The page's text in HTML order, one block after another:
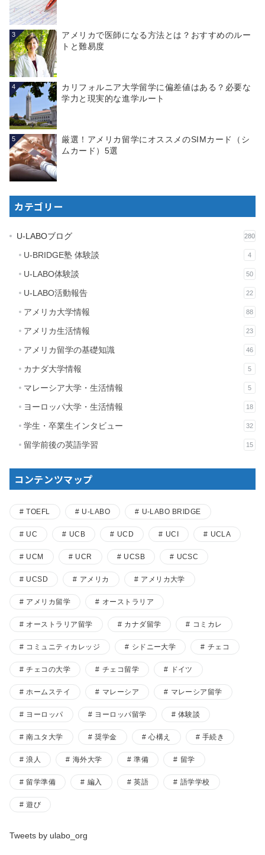
3
アメリカで医師になる方法とは？おすすめのルー
トと難易度
4
カリフォルニア大学留学に偏差値はある？必要な
学力と現実的な進学ルート
5
厳選！アメリカ留学にオススメのSIMカード（シ
ムカード）5選
カテゴリー
U-LABOブログ 280
U-BRIDGE塾 体験談 4
U-LABO体験談 50
U-LABO活動報告 22
アメリカ大学情報 88
アメリカ生活情報 23
アメリカ留学の基礎知識 46
カナダ大学情報 5
マレーシア大学・生活情報 5
ヨーロッパ大学・生活情報 18
学生・卒業生インタビュー 32
留学前後の英語学習 15
コンテンツマップ
TOEFL U-LABO U-LABO BRIDGE
UC UCB UCD UCI UCLA
UCM UCR UCSB UCSC
UCSD アメリカ アメリカ大学
アメリカ留学 オーストラリア
オーストラリア留学 カナダ留学 コミカレ
コミュニティカレッジ シドニー大学 チェコ
チェコの大学 チェコ留学 ドイツ
ホームステイ マレーシア マレーシア留学
ヨーロッパ ヨーロッパ留学 体験談
南ユタ大学 奨学金 心構え 手続き
浪人 海外大学 準備 留学
留学準備 編入 英語 語学学校
遊び
Tweets by ulabo_org